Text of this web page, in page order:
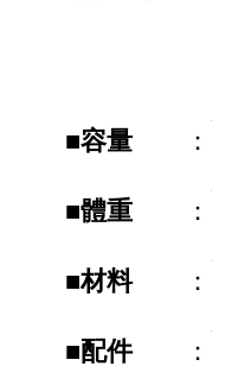
■容量 ：
■體重 ：
■材料 ：
■配件 ：